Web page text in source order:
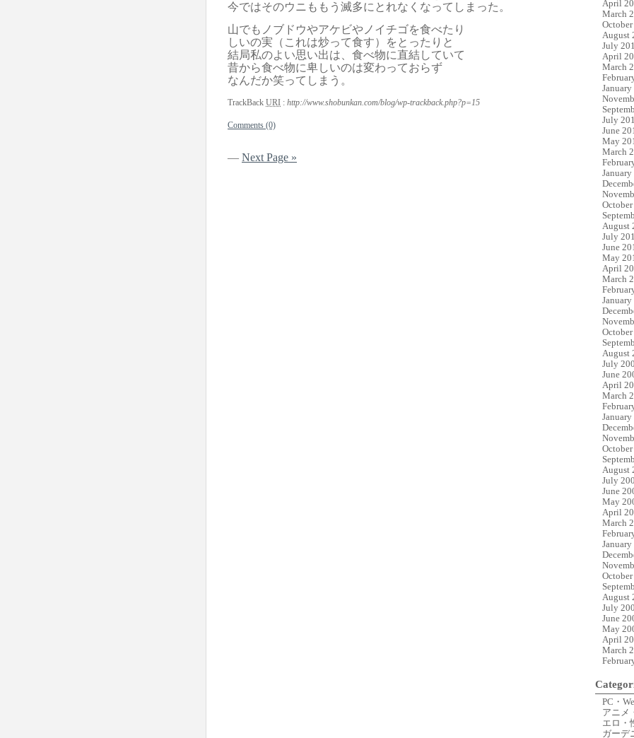
今ではそのウニももう滅多にとれなくなってしまった。
山でもノブドウやアケビやノイチゴを食べたり
しいの実（これは炒って食す）をとったりと
結局私のよい思い出は、食べ物に直結していて
昔から食べ物に卑しいのは変わっておらず
なんだか笑ってしまう。
TrackBack URI : http://www.shobunkan.com/blog/wp-trackback.php?p=15
Comments (0)
— Next Page »
April
March
August
July
April
March
July
June
May
March
August
July
June
May
April
March
August
July
June
April
March
August
July
June
May
April
March
August
July
June
May
April
March
PC・
アニメ
エロ・
ガーデ